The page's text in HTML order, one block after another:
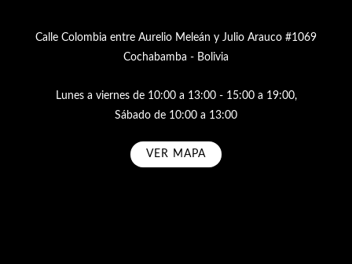
Calle Colombia entre Aurelio Meleán y Julio Arauco #1069
Cochabamba - Bolivia
Lunes a viernes de 10:00 a 13:00 - 15:00 a 19:00,
Sábado de 10:00 a 13:00
VER MAPA